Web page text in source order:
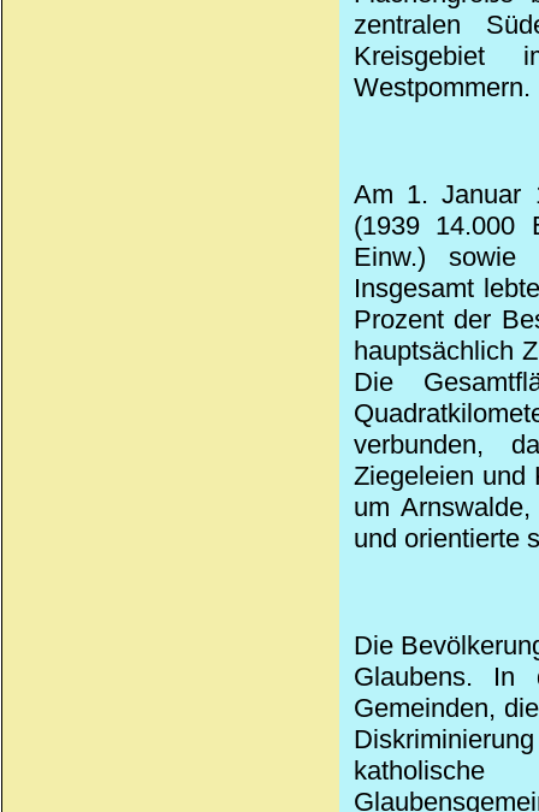
zentralen
Kreisgebiet
Westpommern.
Am 1. Januar
(1939 14.000
Einw.) sowie
Insgesamt
Prozent der
hauptsächlich
Die
verbunden,
Ziegeleien und
um
und orientierte
Die
Glaubens.
Gemeinden,